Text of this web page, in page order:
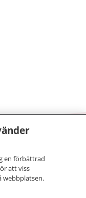
och vård
information om
kan kontakta.
dina
en förbättrad
att viss
webbplatsen.